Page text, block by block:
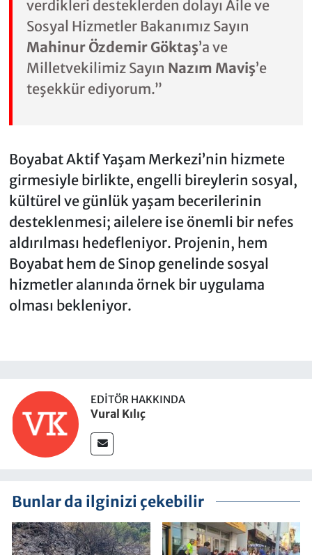
verdikleri desteklerden dolayı Aile ve
Sosyal Hizmetler Bakanımız Sayın
Mahinur Özdemir Göktaş’a ve
Milletvekilimiz Sayın Nazım Maviş’e
teşekkür ediyorum.”
Boyabat Aktif Yaşam Merkezi’nin hizmete
girmesiyle birlikte, engelli bireylerin sosyal,
kültürel ve günlük yaşam becerilerinin
desteklenmesi; ailelere ise önemli bir nefes
aldırılması hedefleniyor. Projenin, hem
Boyabat hem de Sinop genelinde sosyal
hizmetler alanında örnek bir uygulama
olması bekleniyor.
EDITÖR HAKKINDA
Vural Kılıç
Bunlar da ilginizi çekebilir